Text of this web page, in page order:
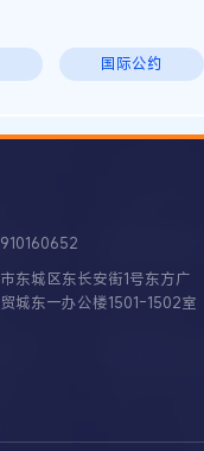
国际公约
东城区东长安街1号东方广
城东一办公楼1501-1502室